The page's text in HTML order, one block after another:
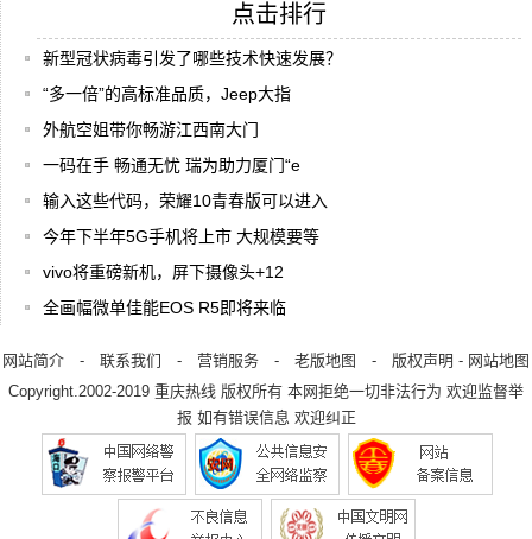
点击排行
新型冠状病毒引发了哪些技术快速发展？
“多一倍”的高标准品质，Jeep大指
外航空姐带你畅游江西南大门
一码在手 畅通无忧 瑞为助力厦门“e
输入这些代码，荣耀10青春版可以进入
今年下半年5G手机将上市 大规模要等
vivo将重磅新机，屏下摄像头+12
全画幅微单佳能EOS R5即将来临
网站简介 - 联系我们 - 营销服务 - 老版地图 - 版权声明 - 网站地图
Copyright.2002-2019 重庆热线 版权所有 本网拒绝一切非法行为 欢迎监督举
报 如有错误信息 欢迎纠正